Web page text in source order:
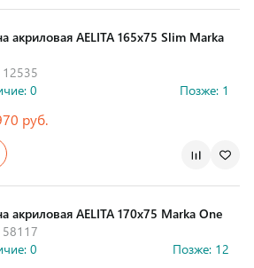
акриловая AELITA 165х75 Slim Marka
12535
0
Позже: 1
руб.
акриловая AELITA 170х75 Marka One
58117
0
Позже: 12